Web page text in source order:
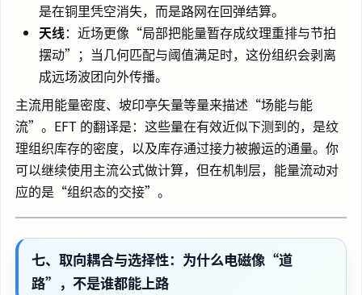
是在铜里凭空消失，而是路网在回弹结算。
天线：近场更像“局部把能量暂存成纹理重排与节拍
摆动”；当几何匹配与阈值满足时，这份组织会剥离
成远场波团向外传播。
主流用能量密度、坡印亭矢量等量来描述“场能与能
流”。EFT 的翻译是：这些量在有效近似下测到的，是纹
理组织库存的密度，以及库存通过接力被搬运的通量。你
可以继续使用主流公式做计算，但在机制层，能量流动对
应的是“组织态的交接”。
七、取向耦合与选择性：为什么电磁像“道
路”，不是谁都能上路